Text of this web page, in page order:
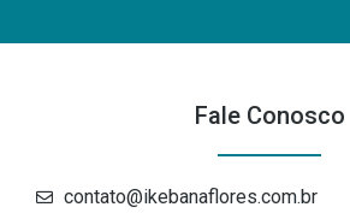
Fale Conosco
contato@ikebanaflores.com.br